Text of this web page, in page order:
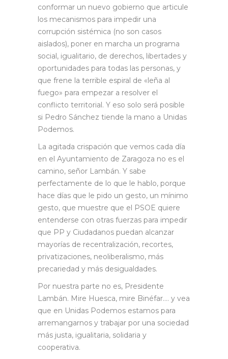
conformar un nuevo gobierno que articule
los mecanismos para impedir una
corrupción sistémica (no son casos
aislados), poner en marcha un programa
social, igualitario, de derechos, libertades y
oportunidades para todas las personas, y
que frene la terrible espiral de «leña al
fuego» para empezar a resolver el
conflicto territorial. Y eso solo será posible
si Pedro Sánchez tiende la mano a Unidas
Podemos.
La agitada crispación que vemos cada día
en el Ayuntamiento de Zaragoza no es el
camino, señor Lambán. Y sabe
perfectamente de lo que le hablo, porque
hace días que le pido un gesto, un mínimo
gesto, que muestre que el PSOE quiere
entenderse con otras fuerzas para impedir
que PP y Ciudadanos puedan alcanzar
mayorías de recentralización, recortes,
privatizaciones, neoliberalismo, más
precariedad y más desigualdades.
Por nuestra parte no es, Presidente
Lambán. Mire Huesca, mire Binéfar…. y vea
que en Unidas Podemos estamos para
arremangarnos y trabajar por una sociedad
más justa, igualitaria, solidaria y
cooperativa.